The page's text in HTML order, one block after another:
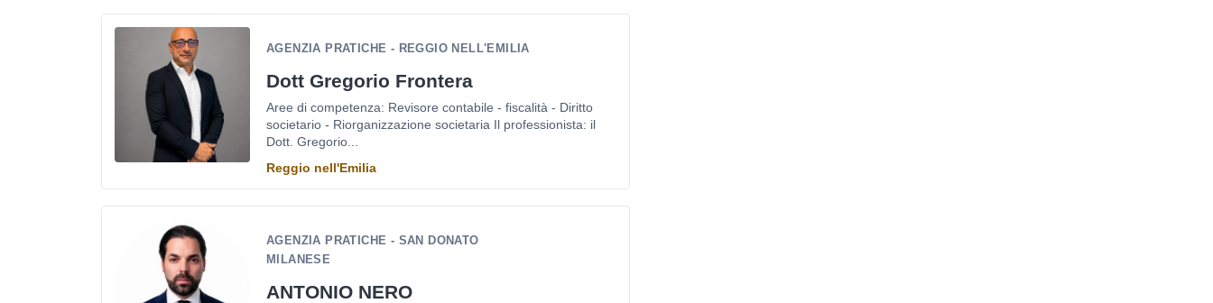
AGENZIA PRATICHE - REGGIO NELL'EMILIA
Dott Gregorio Frontera
Aree di competenza: Revisore contabile - fiscalità - Diritto
societario - Riorganizzazione societaria Il professionista: il
Dott. Gregorio...
Reggio nell'Emilia
AGENZIA PRATICHE - SAN DONATO
MILANESE
ANTONIO NERO